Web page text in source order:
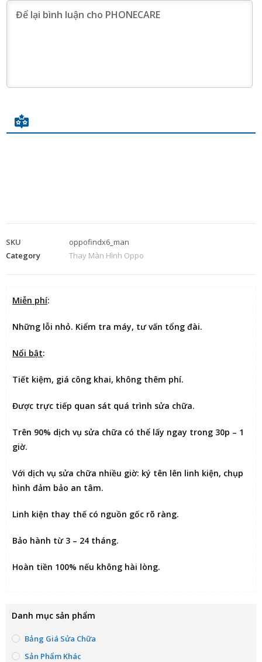
SKU
oppofindx6_man
Category
Thay Màn Hình Oppo
Miễn phí:
Những lỗi nhỏ. Kiểm tra máy, tư vấn tổng đài.
Nổi bật:
Tiết kiệm, giá công khai, không thêm phí.
Được trực tiếp quan sát quá trình sửa chữa.
Trên 90% dịch vụ sửa chữa có thể lấy ngay trong 30p – 1
giờ.
Với dịch vụ sửa chữa nhiều giờ: ký tên lên linh kiện, chụp
hình đảm bảo an tâm.
Linh kiện thay thế có nguồn gốc rõ ràng.
Bảo hành từ 3 – 24 tháng.
Hoàn tiền 100% nếu không hài lòng.
Danh mục sản phẩm
Bảng Giá Sửa Chữa
Sản Phẩm Khác